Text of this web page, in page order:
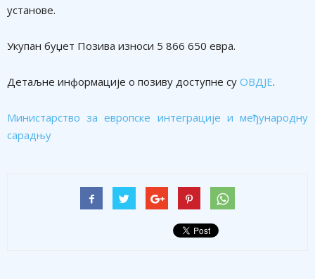
установе.
Укупан буџет Позива износи 5 866 650 евра.
Детаљне информације о позиву доступне су ОВДЈЕ.
Министарство за европске интеграције и међународну
сарадњу